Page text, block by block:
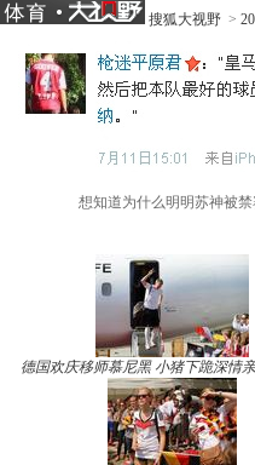
搜狐大视野 >
想知道为什么明明苏神被
德国欢庆移师慕尼黑 小猪下跪深情